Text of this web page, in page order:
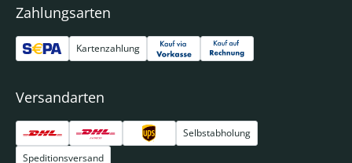
Zahlungsarten
Kartenzahlung
Versandarten
Selbstabholung
Speditionsversand